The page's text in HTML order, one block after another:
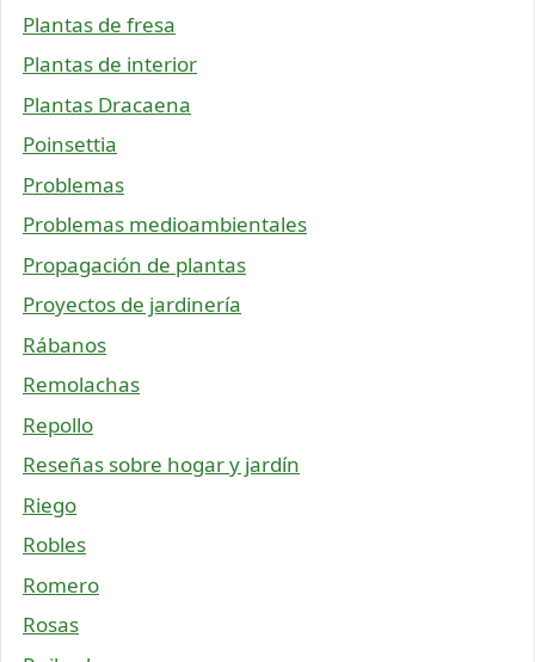
Plantas de fresa
Plantas de interior
Plantas Dracaena
Poinsettia
Problemas
Problemas medioambientales
Propagación de plantas
Proyectos de jardinería
Rábanos
Remolachas
Repollo
Reseñas sobre hogar y jardín
Riego
Robles
Romero
Rosas